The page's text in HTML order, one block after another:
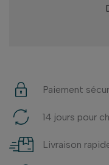
Paiement
14 jours pour
Livraison